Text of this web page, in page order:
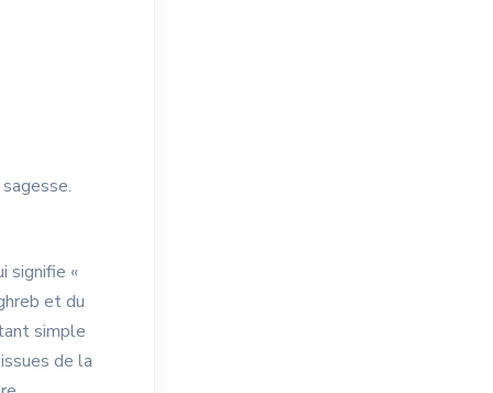
signifie «
et du
simple
de la